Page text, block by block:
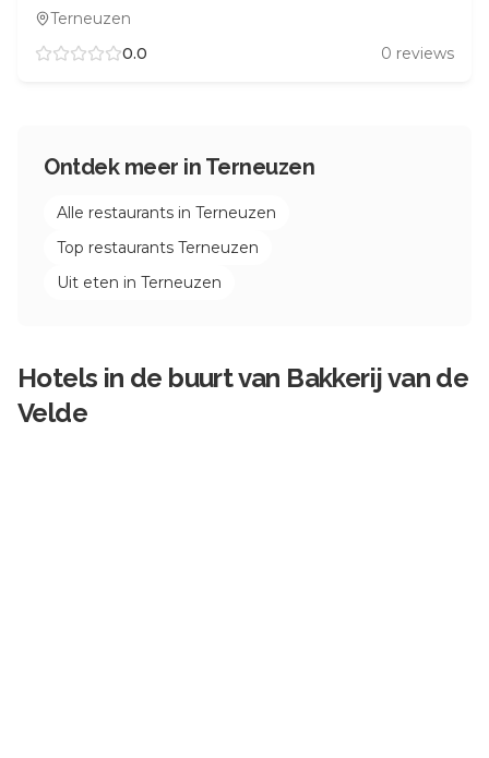
Terneuzen
0.0
0 reviews
Ontdek meer in Terneuzen
Alle restaurants in Terneuzen
Top restaurants Terneuzen
Uit eten in Terneuzen
Hotels in de buurt van Bakkerij van de
Velde